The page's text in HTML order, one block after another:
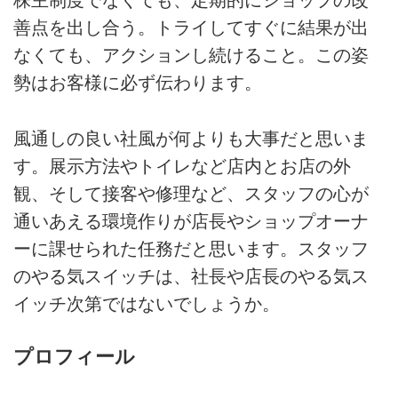
善点を出し合う。トライしてすぐに結果が出
なくても、アクションし続けること。この姿
勢はお客様に必ず伝わります。
風通しの良い社風が何よりも大事だと思いま
す。展示方法やトイレなど店内とお店の外
観、そして接客や修理など、スタッフの心が
通いあえる環境作りが店長やショップオーナ
ーに課せられた任務だと思います。スタッフ
のやる気スイッチは、社長や店長のやる気ス
イッチ次第ではないでしょうか。
プロフィール